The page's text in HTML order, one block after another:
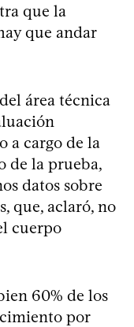
que la
que andar
área técnica
a cargo de la
de la prueba,
datos sobre
que, aclaró, no
cuerpo
60% de los
por